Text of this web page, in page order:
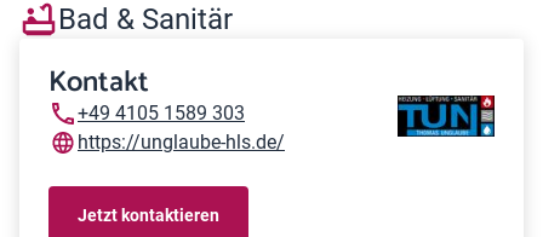
Bad & Sanitär
Kontakt
+49 4105 1589 303
https://unglaube-hls.de/
Jetzt kontaktieren